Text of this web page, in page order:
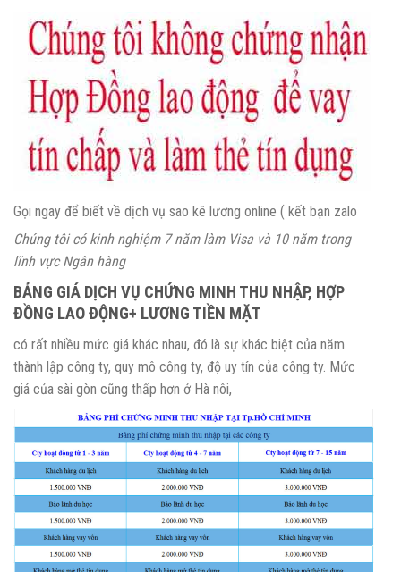
Gọi ngay để biết về dịch vụ sao kê lương online ( kết bạn zalo
Chúng tôi có kinh nghiệm 7 năm làm Visa và 10 năm trong
lĩnh vực Ngân hàng
BẢNG GIÁ DỊCH VỤ CHỨNG MINH THU NHẬP, HỢP
ĐỒNG LAO ĐỘNG+ LƯƠNG TIỀN MẶT
có rất nhiều mức giá khác nhau, đó là sự khác biệt của năm
thành lập công ty, quy mô công ty, độ uy tín của công ty. Mức
giá của sài gòn cũng thấp hơn ở Hà nôi,